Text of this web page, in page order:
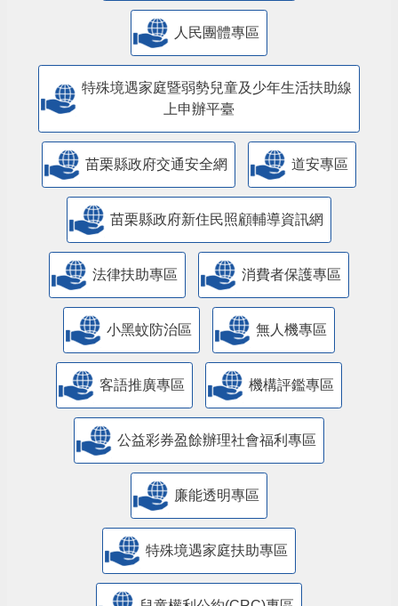
人民團體專區
特殊境遇家庭暨弱勢兒童及少年生活扶助線
上申辦平臺
苗栗縣政府交通安全網 道安專區
苗栗縣政府新住民照顧輔導資訊網
法律扶助專區 消費者保護專區
小黑蚊防治區 無人機專區
客語推廣專區 機構評鑑專區
公益彩券盈餘辦理社會福利專區
廉能透明專區
特殊境遇家庭扶助專區
兒童權利公約(CRC)專區